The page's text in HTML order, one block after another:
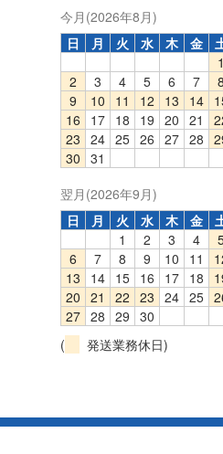
今月(2026年8月)
日
月 火 水 木 金
1
2
3 4 5 6 7
8
9
10 11 12 13 14
16
17 18 19 20 21
23 24 25 26 27 28
30 31
翌月(2026年9月)
日
月 火 水 木 金
1
2 3 4
6
7 8 9 10 11
13
14 15 16 17 18
20 21 22 23 24 25
27 28 29 30
(
発送業務休日)